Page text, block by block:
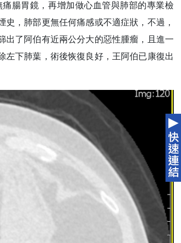
腸胃鏡，再增加做心血管與肺部的專業檢
，肺部更無任何痛感或不適症狀，不過，
出了阿伯有近兩公分大的惡性腫瘤，且進一
左下肺葉，術後恢復良好，王阿伯已康復出